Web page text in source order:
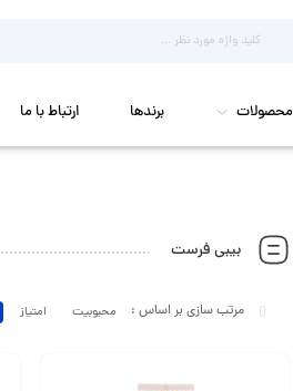
محصولات برندها ارتباط با ما
بیبی فرست
محبوبیت امتیاز